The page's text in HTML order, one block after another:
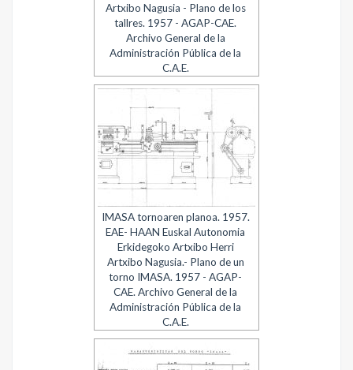
Artxibo Nagusia - Plano de los
tallres. 1957 - AGAP-CAE.
Archivo General de la
Administración Pública de la
C.A.E.
IMASA tornoaren planoa. 1957.
EAE- HAAN Euskal Autonomia
Erkidegoko Artxibo Herri
Artxibo Nagusia.- Plano de un
torno IMASA. 1957 - AGAP-
CAE. Archivo General de la
Administración Pública de la
C.A.E.